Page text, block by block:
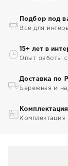
Подбор под
Всё для
15+ лет в
Опыт работы
Доставка по
Бережная и
Комплектация